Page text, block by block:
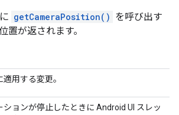
getCameraPosition() を呼び出す
置が返されます。
適用する変更。
ションが停止したときに Android UI スレッ